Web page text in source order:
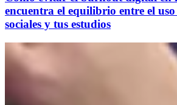
encuentra el equilibrio entre el uso
sociales y tus estudios